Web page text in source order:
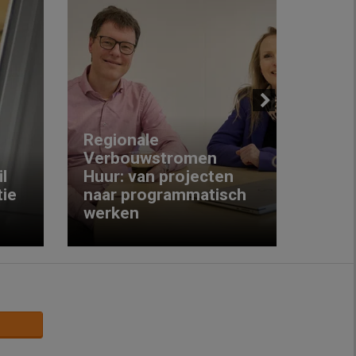
Regionale
Verbouwstromen
Huur: van projecten
naar programmatisch
werken
Next